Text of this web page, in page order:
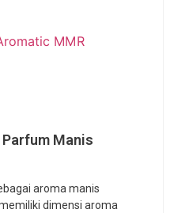
Manis
aroma manis
dimensi aroma